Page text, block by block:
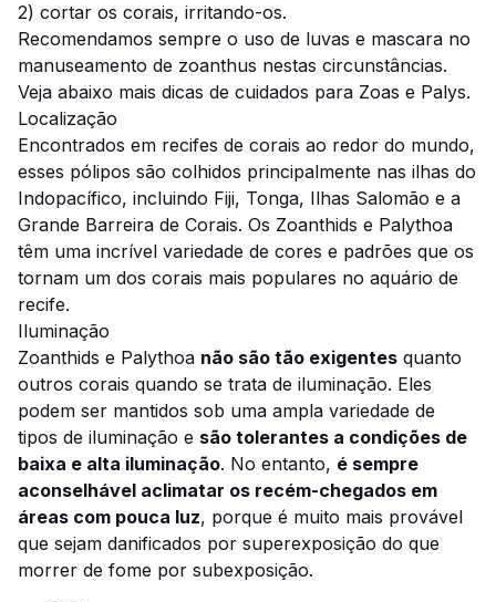
2) cortar os corais, irritando-os.
Recomendamos sempre o uso de luvas e mascara no
manuseamento de zoanthus nestas circunstâncias.
Veja abaixo mais dicas de cuidados para Zoas e Palys.
Localização
Encontrados em recifes de corais ao redor do mundo,
esses pólipos são colhidos principalmente nas ilhas do
Indopacífico, incluindo Fiji, Tonga, Ilhas Salomão e a
Grande Barreira de Corais. Os Zoanthids e Palythoa
têm uma incrível variedade de cores e padrões que os
tornam um dos corais mais populares no aquário de
recife.
Iluminação
Zoanthids e Palythoa não são tão exigentes quanto
outros corais quando se trata de iluminação. Eles
podem ser mantidos sob uma ampla variedade de
tipos de iluminação e são tolerantes a condições de
baixa e alta iluminação. No entanto, é sempre
aconselhável aclimatar os recém-chegados em
áreas com pouca luz, porque é muito mais provável
que sejam danificados por superexposição do que
morrer de fome por subexposição.